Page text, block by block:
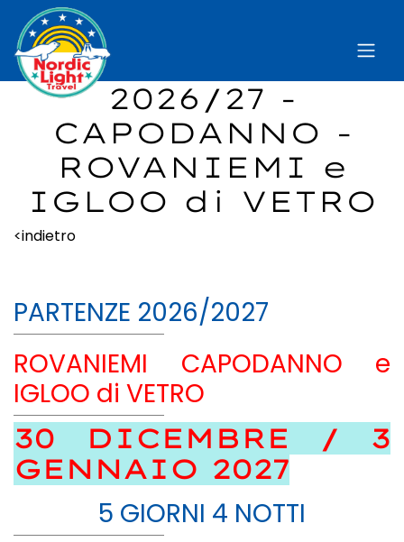
2026/27 -
CAPODANNO -
ROVANIEMI e
IGLOO di VETRO
<indietro
PARTENZE 2026/2027
ROVANIEMI CAPODANNO e
IGLOO di VETRO
30 DICEMBRE / 3
GENNAIO 2027
5 GIORNI 4 NOTTI